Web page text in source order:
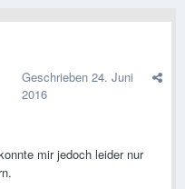
Geschrieben 24. Juni
2016
mir jedoch leider nur